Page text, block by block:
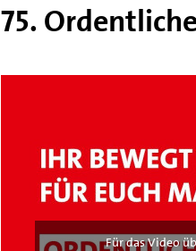
75.
Für das Video